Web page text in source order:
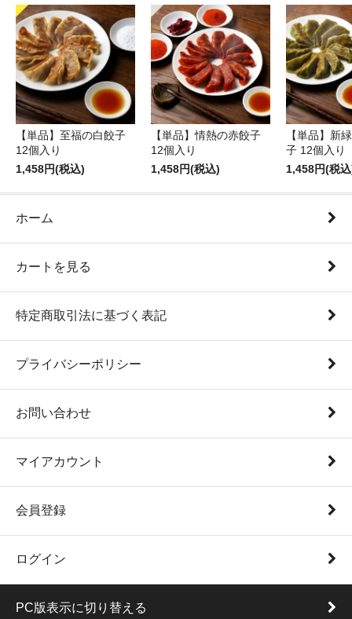
【単品】至福の白餃子
12個入り
1,458円(税込)
【単品】情熱の赤餃子
12個入り
1,458円(税込)
【単品】新
子 12個入り
1,458円(税
ホーム
カートを見る
特定商取引法に基づく表記
プライバシーポリシー
お問い合わせ
マイアカウント
会員登録
ログイン
PC版表示に切り替える